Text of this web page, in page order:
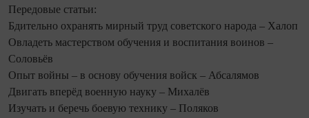
Передовые статьи:
Бдительно охранять мирный труд советского народа – Халоп
Овладеть мастерством обучения и воспитания воинов –
Соловьёв
Опыт войны – в основу обучения войск – Абсалямов
Двигать вперёд военную науку – Михалёв
Изучать и беречь боевую технику – Поляков